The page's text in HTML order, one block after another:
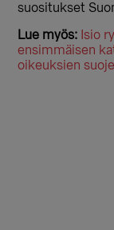
suositukset
Lue myös: Isio
ensimmäisen
oikeuksien